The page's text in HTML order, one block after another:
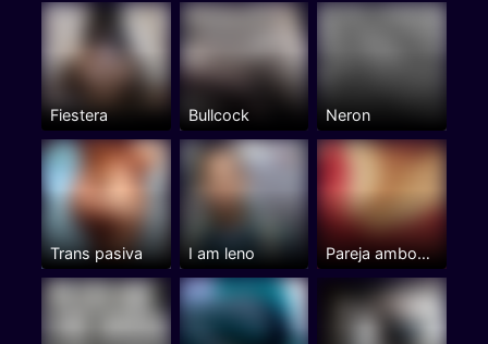
Fiestera Bullcock Neron
Trans pasiva I am leno Pareja ambos bisex el versatil...